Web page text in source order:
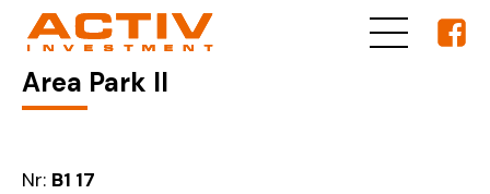
Area Park II
Nr: B1 17